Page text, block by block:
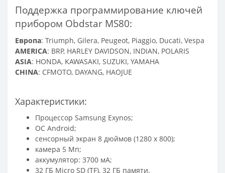
Поддержка программирование ключей
прибором Obdstar MS80:
Европа: Triumph, Gilera, Peugeot, Piaggio, Ducati, Vespa
AMERICA: BRP, HARLEY DAVIDSON, INDIAN, POLARIS
ASIA: HONDA, KAWASAKI, SUZUKI, YAMAHA
CHINA: CFMOTO, DAYANG, HAOJUE
Характеристики:
Процессор Samsung Exynos;
ОС Android;
сенсорный экран 8 дюймов (1280 x 800);
камера 5 Мп;
аккумулятор: 3700 мА;
32 ГБ Micro SD (TF), 32 ГБ памяти.